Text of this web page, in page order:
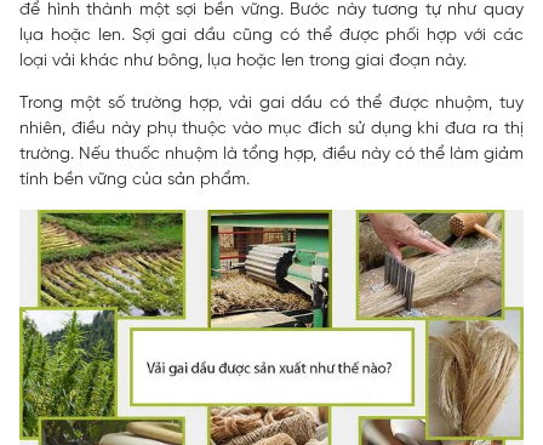
để hình thành một sợi bền vững. Bước này tương tự như quay
lụa hoặc len. Sợi gai dầu cũng có thể được phối hợp với các
loại vải khác như bông, lụa hoặc len trong giai đoạn này.
Trong một số trường hợp, vải gai dầu có thể được nhuộm, tuy
nhiên, điều này phụ thuộc vào mục đích sử dụng khi đưa ra thị
trường. Nếu thuốc nhuộm là tổng hợp, điều này có thể làm giảm
tính bền vững của sản phẩm.